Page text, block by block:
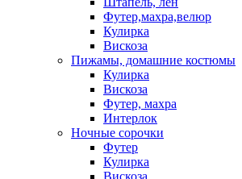
Футер,махра,велюр
Кулирка
Вискоза
Пижамы, домашние костюмы
Кулирка
Вискоза
Футер, махра
Интерлок
Ночные сорочки
Футер
Кулирка
Вискоза